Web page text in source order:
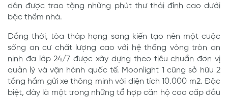
dân được trao tặng những phút thư thái đỉnh cao dưới
bậc thềm nhà.
Đồng thời, tòa tháp hạng sang kiến tạo nên một cuộc
sống an cư chất lượng cao với hệ thống vòng tròn an
ninh đa lớp 24/7 được xây dựng theo tiêu chuẩn đơn vị
quản lý và vận hành quốc tế. Moonlight 1 cũng sở hữu 2
tầng hầm gửi xe thông minh với diện tích 10.000 m2. Đặc
biệt, đây là một trong những tổ hợp căn hộ cao cấp đầu